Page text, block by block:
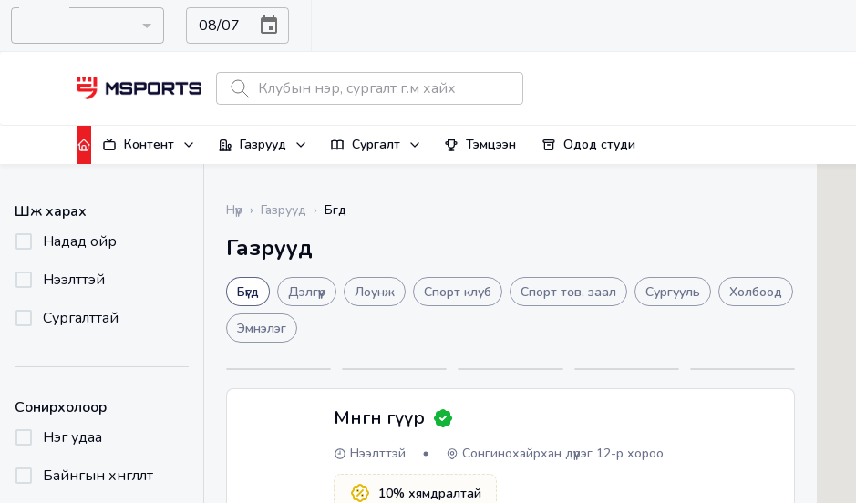
Контент Газрууд Сургалт Тэмцээн Одод студи
Шүүж харах
Надад ойр
Нээлттэй
Сургалттай
Сонирхолоор
Нэг удаа
Байнгын хөнгөлөлт
Нүүр › Газрууд › Бүгд
Газрууд
Бүгд Дэлгүүр Лоунж Спорт клуб Спорт төв, заал Сургууль Холбоод
Эмнэлэг
Мөнгөн гүүр
Нээлттэй Сонгинохайрхан дүүрэг 12-р хороо
10% хямдралтай